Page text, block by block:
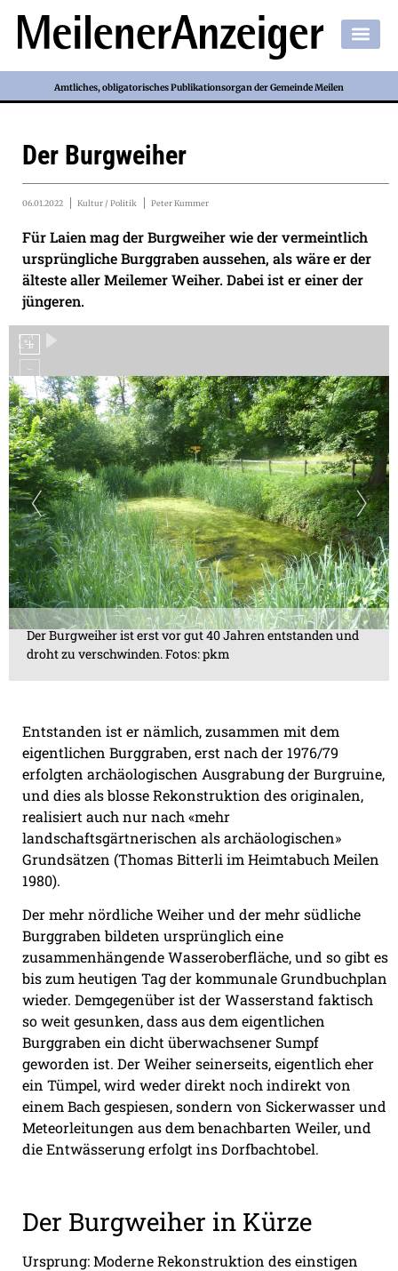
Amtliches, obligatorisches Publikationsorgan der Gemeinde Meilen
Der Burgweiher
06.01.2022 Kultur / Politik Peter Kummer
Für Laien mag der Burgweiher wie der vermeintlich
ursprüngliche Burggraben aussehen, als wäre er der
älteste aller Meilemer Weiher. Dabei ist er einer der
jüngeren.
Der Burgweiher ist erst vor gut 40 Jahren entstanden und
droht zu verschwinden. Fotos: pkm
Entstanden ist er nämlich, zusammen mit dem
eigentlichen Burggraben, erst nach der 1976/79
erfolgten archäologischen Ausgrabung der Burgruine,
und dies als blosse Rekonstruktion des originalen,
realisiert auch nur nach «mehr
landschaftsgärtnerischen als archäologischen»
Grundsätzen (Thomas Bitterli im Heimtabuch Meilen
1980).
Der mehr nördliche Weiher und der mehr südliche
Burggraben bildeten ursprünglich eine
zusammenhängende Wasseroberfläche, und so gibt es
bis zum heutigen Tag der kommunale Grundbuchplan
wieder. Demgegenüber ist der Wasserstand faktisch
so weit gesunken, dass aus dem eigentlichen
Burggraben ein dicht überwachsener Sumpf
geworden ist. Der Weiher seinerseits, eigentlich eher
ein Tümpel, wird weder direkt noch indirekt von
einem Bach gespiesen, sondern von Sickerwasser und
Meteorleitungen aus dem benachbarten Weiler, und
die Entwässerung erfolgt ins Dorfbachtobel.
Der Burgweiher in Kürze
Ursprung: Moderne Rekonstruktion des einstigen